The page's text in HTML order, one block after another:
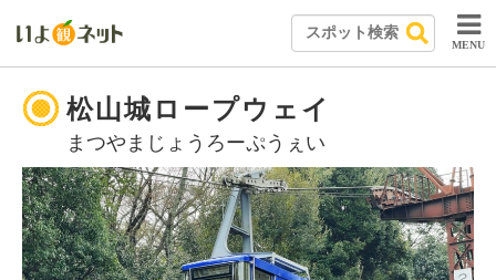
MENU
松山城ロープウェイ
まつやまじょうろーぷうぇい